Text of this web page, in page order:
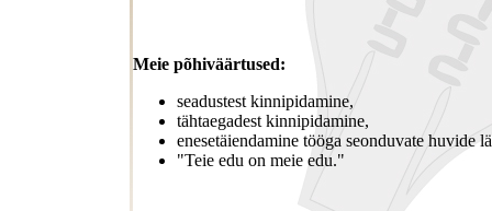
Meie põhiväärtused:
seadustest kinnipidamine,
tähtaegadest kinnipidamine,
enesetäiendamine tööga seonduvate huvide
"Teie edu on meie edu."